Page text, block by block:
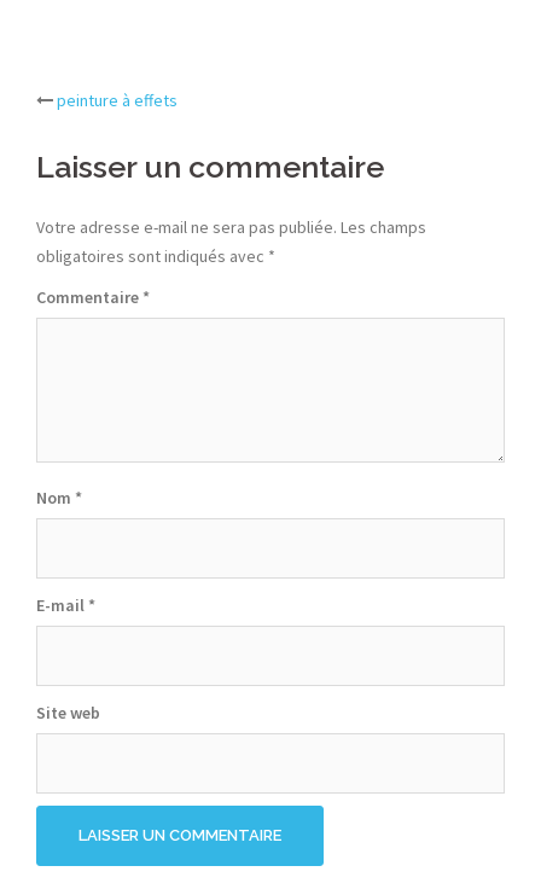
Post
navigation
peinture à effets
Laisser un commentaire
Votre adresse e-mail ne sera pas publiée. Les champs
obligatoires sont indiqués avec *
Commentaire *
Nom *
E-mail *
Site web